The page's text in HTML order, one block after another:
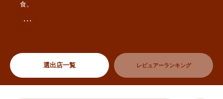
食。
・・・
選出店一覧 レビュアーランキング